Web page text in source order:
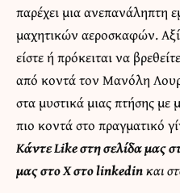
παρέχει μια ανεπανάληπτη
μαχητικών αεροσκαφών.
είστε ή πρόκειται να
από κοντά τον Μανόλη
στα μυστικά μιας πτήσης
πιο κοντά στο πραγματικό
ΚάντεLike στη σελίδα μας
μας στοXστοlinkedinκαι